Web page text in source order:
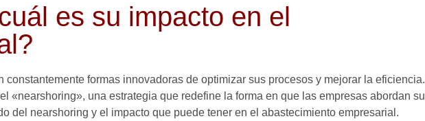
es su impacto en el
formas innovadoras de optimizar sus procesos y mejorar la eficiencia.
«nearshoring», una estrategia que redefine la forma en que las empresas abordan su
del nearshoring y el impacto que puede tener en el abastecimiento empresarial.